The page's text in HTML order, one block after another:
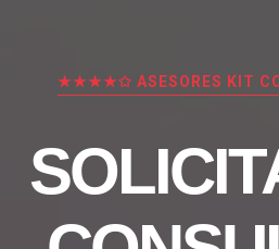
★★★★✩ ASESORES KIT